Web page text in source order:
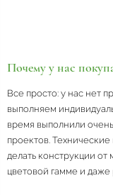
Почему у нас
Все просто: у нас нет
выполняем
время выполнили
проектов.
делать конструкции
цветовой гамме и даже